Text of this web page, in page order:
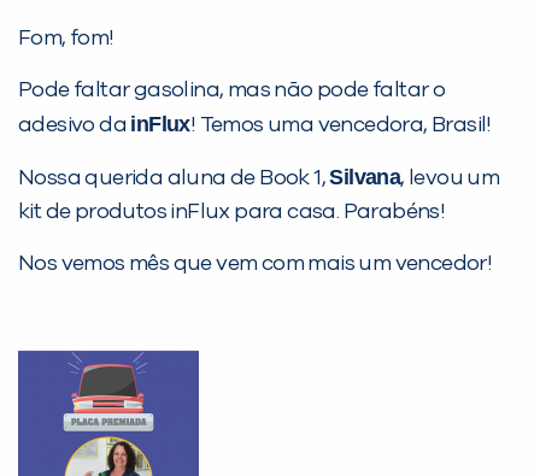
Fom, fom!
Pode faltar gasolina, mas não pode faltar o
adesivo da inFlux! Temos uma vencedora, Brasil!
Nossa querida aluna de Book 1,Silvana, levou um
kit de produtos inFlux para casa. Parabéns!
Nos vemos mês que vem com mais um vencedor!
PEÇA UMA DEMONSTRAÇÃO DE MÉTODO
Desculpe!
inFlux nesta cidade ou bairro que
você digitou.